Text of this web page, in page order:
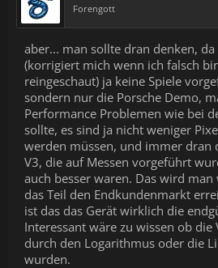
Forengott
aber... man sollte dran denken,
(korrigiert mich wenn ich falsch
reingeschaut) ja keine Spiele
sondern nur die Porsche Demo,
Performance Problemen wie bei
sollte, es sind ja nicht weniger
werden müssen, und immer dran
V3, die auf Messen vorgeführt
auch besser waren. Das wird
das Teil den Endkundenmarkt
ist das das Gerät wirklich die
Interessant wäre zu wissen ob die
durch den Logarithmus oder die
wurden.